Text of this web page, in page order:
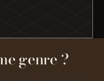
genre ?